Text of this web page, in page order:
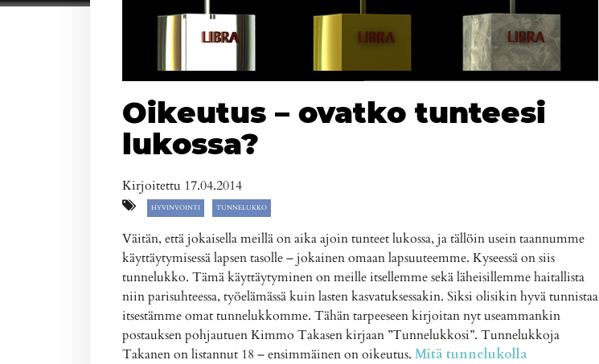
Oikeutus – ovatko tunteesi
lukossa?
Kirjoitettu 17.04.2014
HYVINVOINTI TUNNELUKKO
Väitän, että jokaisella meillä on aika ajoin tunteet lukossa, ja tällöin usein taannumme
käyttäytymisessä lapsen tasolle – jokainen omaan lapsuuteemme. Kyseessä on siis
tunnelukko. Tämä käyttäytyminen on meille itsellemme sekä läheisillemme haitallista
niin parisuhteessa, työelämässä kuin lasten kasvatuksessakin. Siksi olisikin hyvä tunnistaa
itsestämme omat tunnelukkomme. Tähän tarpeeseen kirjoitan nyt useammankin
postauksen pohjautuen Kimmo Takasen kirjaan ”Tunnelukkosi”. Tunnelukkoja
Takanen on listannut 18 – ensimmäinen on oikeutus. Mitä tunnelukolla